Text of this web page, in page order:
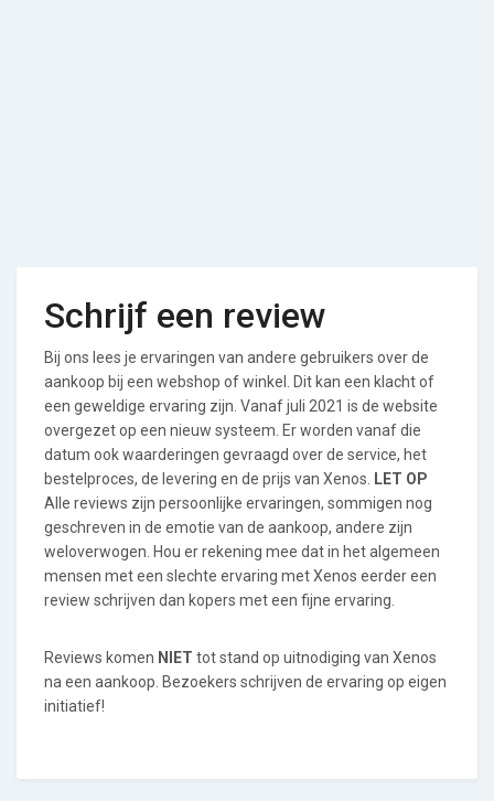
Schrijf een review
Bij ons lees je ervaringen van andere gebruikers over de
aankoop bij een webshop of winkel. Dit kan een klacht of
een geweldige ervaring zijn. Vanaf juli 2021 is de website
overgezet op een nieuw systeem. Er worden vanaf die
datum ook waarderingen gevraagd over de service, het
bestelproces, de levering en de prijs van Xenos.
LET OP
Alle reviews zijn persoonlijke ervaringen, sommigen nog
geschreven in de emotie van de aankoop, andere zijn
weloverwogen. Hou er rekening mee dat in het algemeen
mensen met een slechte ervaring met Xenos eerder een
review schrijven dan kopers met een fijne ervaring.
Reviews komen NIET tot stand op uitnodiging van Xenos
na een aankoop. Bezoekers schrijven de ervaring op eigen
initiatief!